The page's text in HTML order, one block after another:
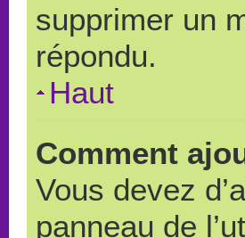
supprimer un
répondu.
Haut
Comment
Vous devez
panneau de